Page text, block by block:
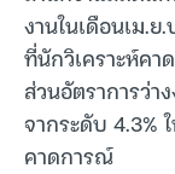
งานในเดือนเม.
ที่นักวิเคราะห์คา
ส่วนอัตราการว่า
จากระดับ 4.3%
คาดการณ์